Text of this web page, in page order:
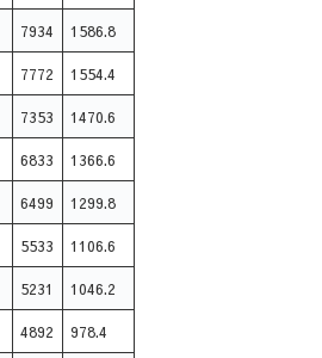
7934 1586.8
7772 1554.4
7353 1470.6
6833 1366.6
6499 1299.8
5533 1106.6
5231 1046.2
4892 978.4